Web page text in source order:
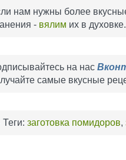
нам нужны более
- вялим их в духовке.
на нас
самые вкусные
Теги: заготовка помидоров,